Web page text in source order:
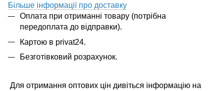
Більше інформації про доставку
Оплата при отриманні товару (потрібна
передоплата до відправки).
Картою в privat24.
Безготівковий розрахунок.
Для отримання оптових цін дивіться інформацію на